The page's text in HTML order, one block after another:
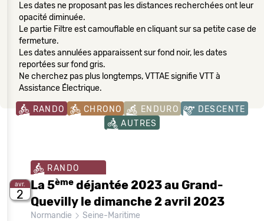
Les dates ne proposant pas les distances recherchées ont leur
opacité diminuée.
Le partie Filtre est camouflable en cliquant sur sa petite case de
fermeture.
Les dates annulées apparaissent sur fond noir, les dates
reportées sur fond gris.
Ne cherchez pas plus longtemps, VTTAE signifie VTT à
Assistance Électrique.
RANDO CHRONO ENDURO
DESCENTE
AUTRES
avr.
2
RANDO
La 5ème déjantée 2023 au Grand-
Quevilly le dimanche 2 avril 2023
Normandie Seine-Maritime